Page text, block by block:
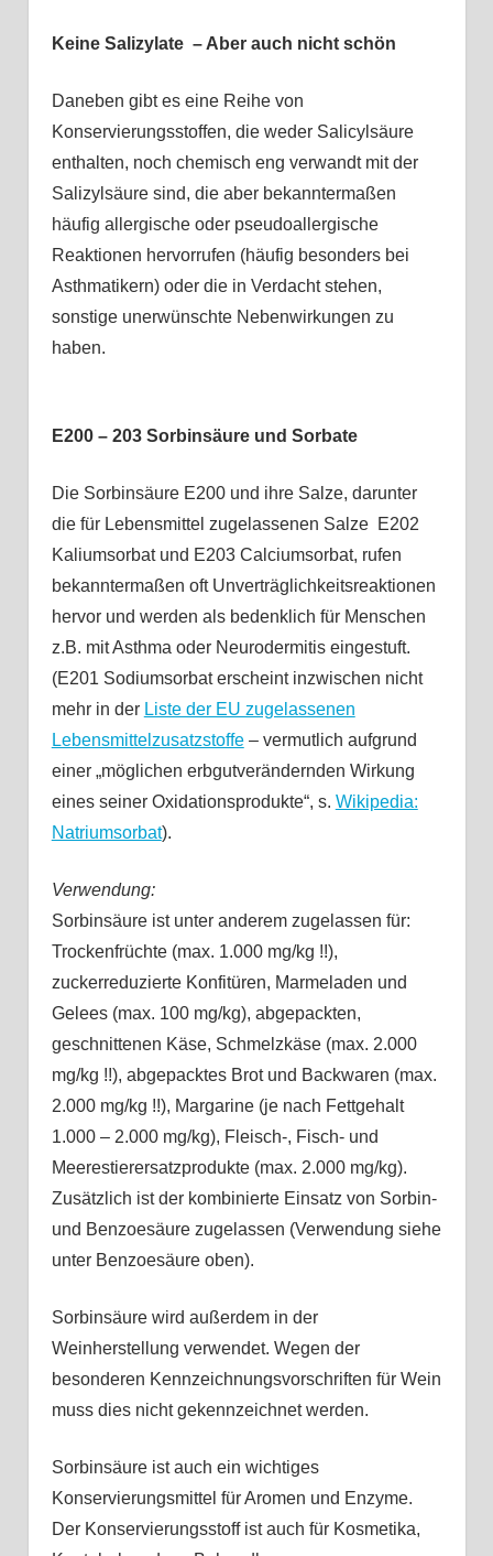
Keine Salizylate – Aber auch nicht schön
Daneben gibt es eine Reihe von
Konservierungsstoffen, die weder Salicylsäure
enthalten, noch chemisch eng verwandt mit der
Salizylsäure sind, die aber bekanntermaßen
häufig allergische oder pseudoallergische
Reaktionen hervorrufen (häufig besonders bei
Asthmatikern) oder die in Verdacht stehen,
sonstige unerwünschte Nebenwirkungen zu
haben.
E200 – 203 Sorbinsäure und Sorbate
Die Sorbinsäure E200 und ihre Salze, darunter
die für Lebensmittel zugelassenen Salze E202
Kaliumsorbat und E203 Calciumsorbat, rufen
bekanntermaßen oft Unverträglichkeitsreaktionen
hervor und werden als bedenklich für Menschen
z.B. mit Asthma oder Neurodermitis eingestuft.
(E201 Sodiumsorbat erscheint inzwischen nicht
mehr in der Liste der EU zugelassenen
Lebensmittelzusatzstoffe– vermutlich aufgrund
einer „möglichen erbgutverändernden Wirkung
eines seiner Oxidationsprodukte“, s. Wikipedia:
Natriumsorbat).
Verwendung:
Sorbinsäure ist unter anderem zugelassen für:
Trockenfrüchte (max. 1.000 mg/kg !!),
zuckerreduzierte Konfitüren, Marmeladen und
Gelees (max. 100 mg/kg), abgepackten,
geschnittenen Käse, Schmelzkäse (max. 2.000
mg/kg !!), abgepacktes Brot und Backwaren (max.
2.000 mg/kg !!), Margarine (je nach Fettgehalt
1.000 – 2.000 mg/kg), Fleisch-, Fisch- und
Meerestierersatzprodukte (max. 2.000 mg/kg).
Zusätzlich ist der kombinierte Einsatz von Sorbin-
und Benzoesäure zugelassen (Verwendung siehe
unter Benzoesäure oben).
Sorbinsäure wird außerdem in der
Weinherstellung verwendet. Wegen der
besonderen Kennzeichnungsvorschriften für Wein
muss dies nicht gekennzeichnet werden.
Sorbinsäure ist auch ein wichtiges
Konservierungsmittel für Aromen und Enzyme.
Der Konservierungsstoff ist auch für Kosmetika,